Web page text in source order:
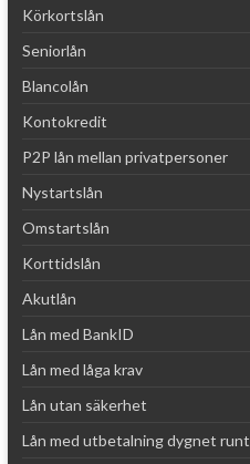
Körkortslån
Seniorlån
Blancolån
Kontokredit
P2P lån mellan privatpersoner
Nystartslån
Omstartslån
Korttidslån
Akutlån
Lån med BankID
Lån med låga krav
Lån utan säkerhet
Lån med utbetalning dygnet runt